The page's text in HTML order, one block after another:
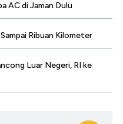
AC di Jaman Dulu
Ribuan Kilometer
Luar Negeri, RI ke